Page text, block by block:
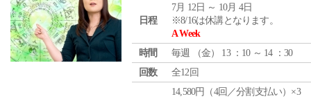
日程
7月 12日 ～ 10月 4日
※8/16は休講となります。
A Week
時間
毎週 （金） 13 ：10 ～ 14 ：30
回数
全12回
14,580円（4回／分割支払い）×3